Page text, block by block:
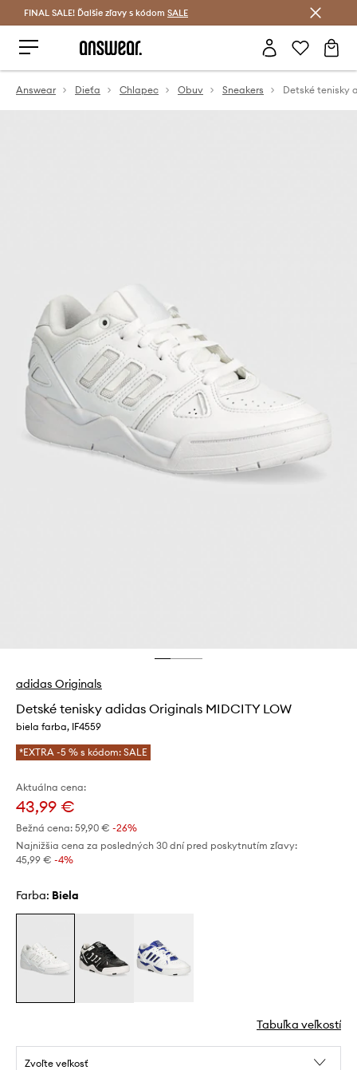
Šetrite s Answear Club >
FINAL SALE! Ďalšie zľavy s kódom SALE
Answear Dieťa Chlapec Obuv Sneakers
adidas Originals
Detské tenisky adidas Originals MIDCITY LOW
biela farba, IF4559
*EXTRA -5 % s kódom: SALE
Aktuálna cena:
43,99 €
Bežná cena: 59,90 € -26%
Najnižšia cena za posledných 30 dní pred poskytnutím zľavy:
45,99 € -4%
Farba: biela
Tabuľka veľkostí
Zvoľte veľkosť